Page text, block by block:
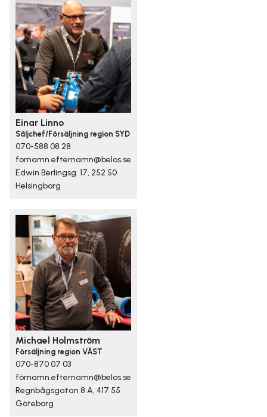
Einar Linno
Säljchef/Försäljning region SYD
070-588 08 28
fornamn.efternamn@belos.se
Edwin Berlingsg. 17, 252 50
Helsingborg
Michael Holmström
Försäljning region VÄST
070-870 07 03
förnamn.efternamn@belos.se
Regnbågsgatan 8 A, 417 55
Göteborg